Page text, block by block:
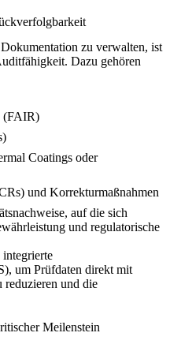
zu verwalten, ist
Dazu gehören
(FAIR)
Coatings oder
und Korrekturmaßnahmen
auf die sich
und regulatorische
um Prüfdaten direkt mit
reduzieren und die
Meilenstein